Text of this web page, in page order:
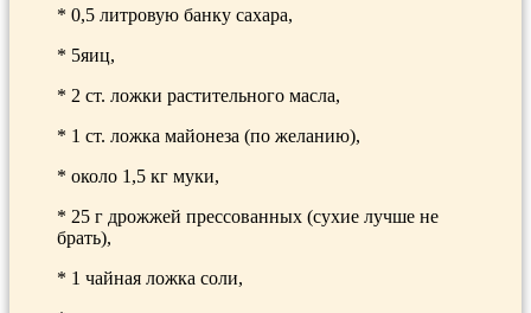
* 0,5 литровую банку сахара,
* 5яиц,
* 2 ст. ложки растительного масла,
* 1 ст. ложка майонеза (по желанию),
* около 1,5 кг муки,
* 25 г дрожжей прессованных (сухие лучше не
брать),
* 1 чайная ложка соли,